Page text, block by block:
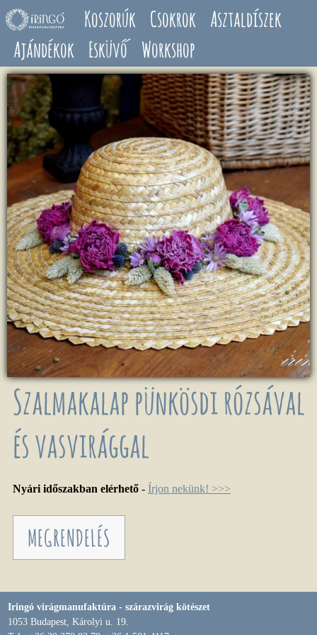
Ugrás a tartalomra Koszorúk Csokrok Asztaldíszek
Ajándékok Esküvő Workshop
Szalmakalap pünkösdi rózsával
és vasvirággal
Nyári időszakban elérhető - Írjon nekünk! >>>
MEGRENDELÉS
Iringó virágmanufaktúra - szárazvirág kötészet
1053 Budapest, Károlyi u. 19.